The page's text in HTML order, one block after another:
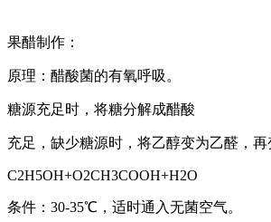
果醋制作：
原理：醋酸菌的有氧呼吸。
糖源充足时，将糖分解成醋酸
充足，缺少糖源时，将乙醇变为乙醛，再
C2H5OH+O2CH3COOH+H2O
条件：30-35℃，适时通入无菌空气。